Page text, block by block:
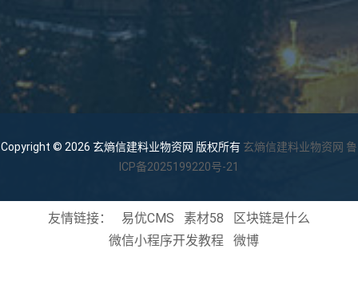
Copyright © 2026 玄熵信建料业物资网 版权所有 玄熵信建料业物资网 鲁
ICP备2025199220号-21
友情链接： 易优CMS 素材58
区块链是什么
微信小程序开发教程
微博